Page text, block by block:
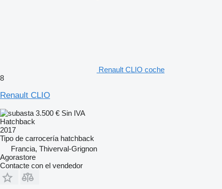
Renault CLIO coche
8
Renault CLIO
3.500 € Sin IVA
Hatchback
2017
Tipo de carrocería hatchback
Francia, Thiverval-Grignon
Agorastore
Contacte con el vendedor